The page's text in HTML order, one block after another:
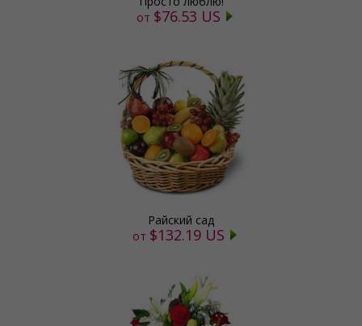
от $76.53 US
Райский сад
от $132.19 US